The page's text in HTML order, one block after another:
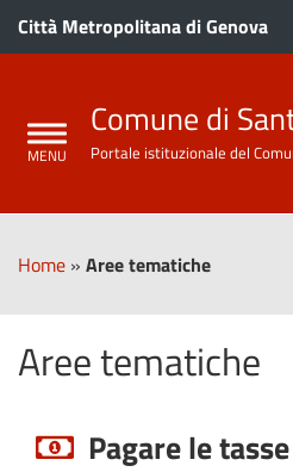
Città Metropolitana di Genova
Comune di
Portale istituzionale del
Home » Aree tematiche
Aree tematiche
Pagare le tasse